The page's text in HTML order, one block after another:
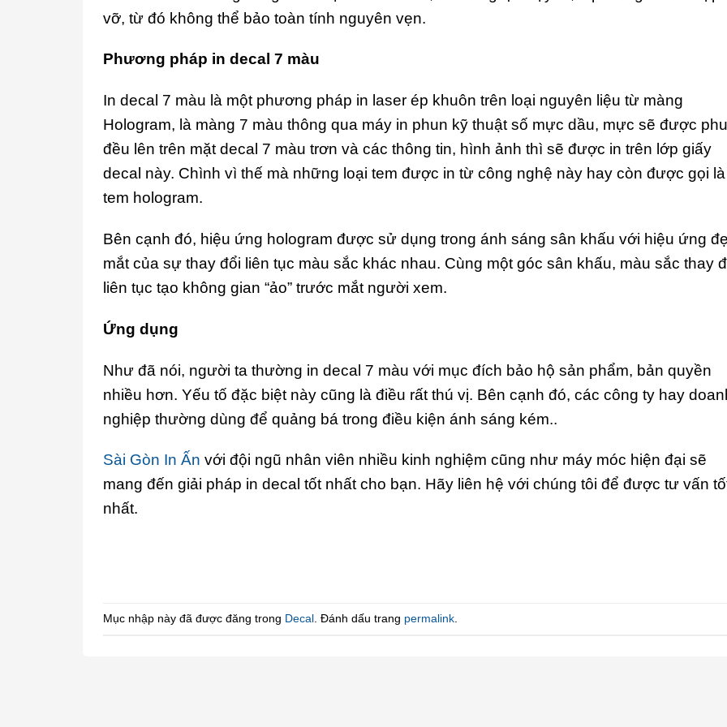
vỡ, từ đó không thể bảo toàn tính nguyên vẹn.
Phương pháp in decal 7 màu
In decal 7 màu là một phương pháp in laser ép khuôn trên loại nguyên liệu từ màng
Hologram, là màng 7 màu thông qua máy in phun kỹ thuật số mực dầu, mực sẽ được
đều lên trên mặt decal 7 màu trơn và các thông tin, hình ảnh thì sẽ được in trên lớp giấy
decal này. Chình vì thế mà những loại tem được in từ công nghệ này hay còn được gọi là
tem hologram.
Bên cạnh đó, hiệu ứng hologram được sử dụng trong ánh sáng sân khấu với hiệu ứng
mắt của sự thay đổi liên tục màu sắc khác nhau. Cùng một góc sân khấu, màu sắc thay
liên tục tạo không gian “ảo” trước mắt người xem.
Ứng dụng
Như đã nói, người ta thường in decal 7 màu với mục đích bảo hộ sản phẩm, bản quyền
nhiều hơn. Yếu tố đặc biệt này cũng là điều rất thú vị. Bên cạnh đó, các công ty hay
nghiệp thường dùng để quảng bá trong điều kiện ánh sáng kém..
Sài Gòn In Ấn với đội ngũ nhân viên nhiều kinh nghiệm cũng như máy móc hiện đại sẽ
mang đến giải pháp in decal tốt nhất cho bạn. Hãy liên hệ với chúng tôi để được tư vấn
nhất.
Mục nhập này đã được đăng trong Decal. Đánh dấu trang permalink.